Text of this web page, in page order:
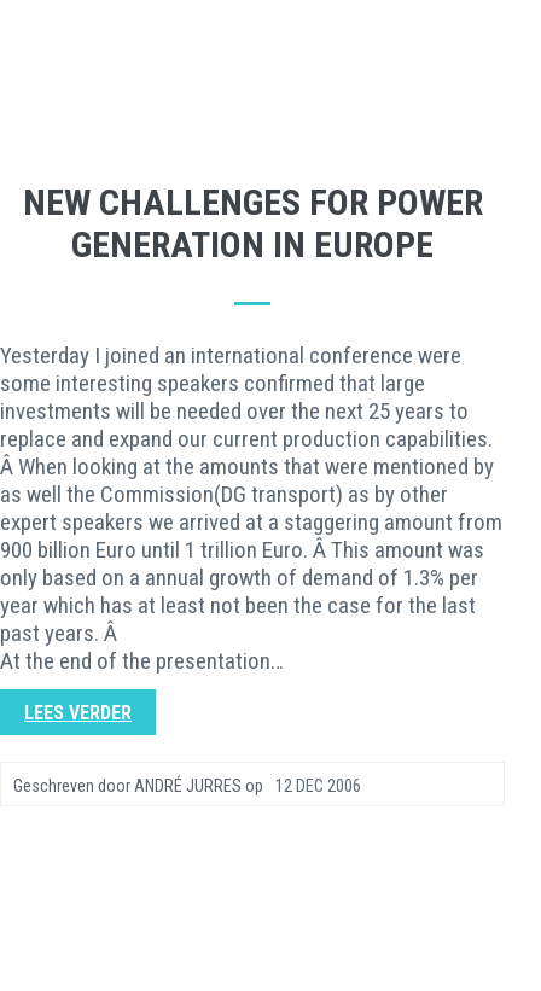
NEW CHALLENGES FOR POWER
GENERATION IN EUROPE
Yesterday I joined an international conference were
some interesting speakers confirmed that large
investments will be needed over the next 25 years to
replace and expand our current production capabilities.
Â When looking at the amounts that were mentioned by
as well the Commission(DG transport) as by other
expert speakers we arrived at a staggering amount from
900 billion Euro until 1 trillion Euro. Â This amount was
only based on a annual growth of demand of 1.3% per
year which has at least not been the case for the last
past years. Â
At the end of the presentation…
LEES VERDER
Geschreven door ANDRÉ JURRES op 12 DEC 2006